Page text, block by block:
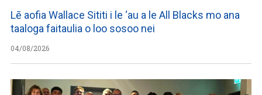
Lē aofia Wallace Sititi i le ‘au a le All Blacks mo ana
taaloga faitaulia o loo sosoo nei
04/08/2026